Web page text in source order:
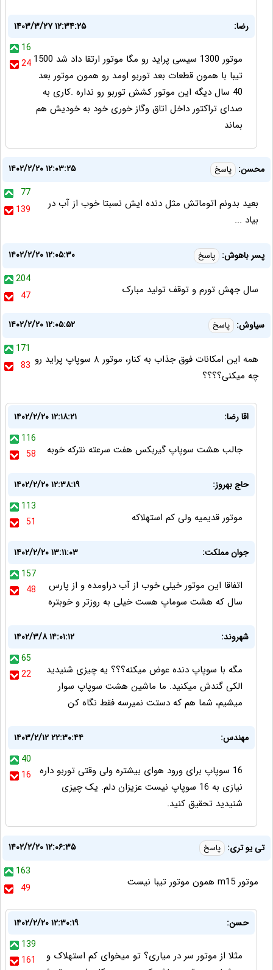
رضا:
۱۴۰۳/۳/۲۷ ۱۲:۳۴:۲۵
16
24 موتور 1300 سیسی پراید رو مگا موتور ارتقا داد شد 1500
تیبا با همون قطعات بعد توربو اومد رو همون موتور بعد
40 سال دیگه این موتور کشش توربو رو نداره .کاری به
صدای تراکتور داخل اتاق وگاز خوری خود به خودیش هم
بماند
محسن: پاسخ
۱۴۰۲/۲/۲۰ ۱۲:۰۳:۲۵
77
139
بعید بدونم اتوماتش مثل دنده ایش نسبتا خوب از آب در
بیاد ...
پسر باهوش: پاسخ
۱۴۰۲/۲/۲۰ ۱۲:۰۵:۳۰
204
47
سال جهش تورم و توقف تولید مبارک
سیاوش: پاسخ
۱۴۰۲/۲/۲۰ ۱۲:۰۵:۵۲
171
83 همه این امکانات فوق جذاب به کنار، موتور ۸ سوپاپ پراید رو
چه میکنی؟؟؟؟
اقا رضا:
۱۴۰۲/۲/۲۰ ۱۲:۱۸:۲۱
116
58
جالب هشت سوپاپ گیربکس هفت سرعته نترکه خوبه
حاج بهروز:
۱۴۰۲/۲/۲۰ ۱۲:۳۸:۱۹
113
51
موتور قدیمیه ولی کم استهلاکه
جوان مملکت:
۱۴۰۲/۲/۲۰ ۱۳:۱۱:۰۳
157
48
اتفاقا این موتور خیلی خوب از آب دراومده و از پارس
سال که هشت سوماپ هست خیلی به روزتر و خوبتره
شهروند:
۱۴۰۲/۳/۸ ۱۴:۰۱:۱۲
65
22
مگه با سوپاپ دنده عوض میکنه؟؟؟ یه چیزی شنیدید
الکی گندش میکنید. ما ماشین هشت سوپاپ سوار
میشیم، شما هم که دستت نمیرسه فقط نگاه کن
مهندس:
۱۴۰۳/۲/۱۲ ۲۲:۳۰:۴۴
40
16
16 سوپاپ برای ورود هوای بیشتره ولی وقتی توربو داره
نیازی به 16 سوپاپ نیست عزیزان دلم. یک چیزی
شنیدید تحقیق کنید.
تی یو تری: پاسخ
۱۴۰۲/۲/۲۰ ۱۲:۰۶:۳۵
163
49
موتور m15 همون موتور تیبا نیست
حسن:
۱۴۰۲/۲/۲۰ ۱۲:۳۰:۱۹
139
161
مثلا از موتور سر در میاری؟ تو میخوای کم استهلاک و